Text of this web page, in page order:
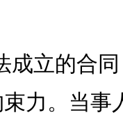
成立的合
力。当事